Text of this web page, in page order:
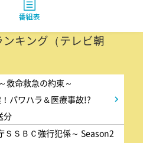
番組表
キング（テレビ朝
救命救急の約束～
パワハラ＆医療事故!?
分
ＳＳＢＣ強行犯係～ Season2
部屋 高橋文哉
も台所 ～きょうの献
にする?～ 今日はハム
ごちそうに変身